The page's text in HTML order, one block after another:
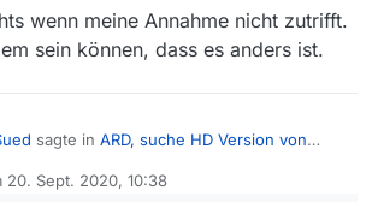
wenn meine Annahme nicht zutrifft.
sein können, dass es anders ist.
sagte in ARD, suche HD Version von
20. Sept. 2020, 10:38
von